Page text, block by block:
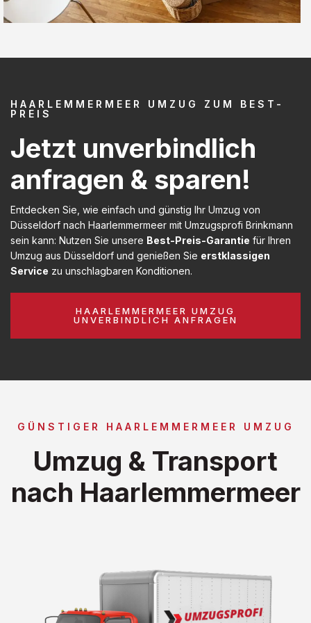
HAARLEMMERMEER UMZUG ZUM BEST-
PREIS
Jetzt unverbindlich
anfragen & sparen!
Entdecken Sie, wie einfach und günstig Ihr Umzug von
Düsseldorf nach Haarlemmermeer mit Umzugsprofi Brinkmann
sein kann: Nutzen Sie unsere Best-Preis-Garantie für Ihren
Umzug aus Düsseldorf und genießen Sie erstklassigen
Service zu unschlagbaren Konditionen.
HAARLEMMERMEER UMZUG
UNVERBINDLICH ANFRAGEN
GÜNSTIGER HAARLEMMERMEER UMZUG
Umzug & Transport
nach Haarlemmermeer